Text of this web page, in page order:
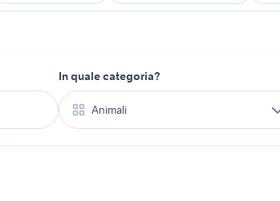
In quale categoria?
Animali